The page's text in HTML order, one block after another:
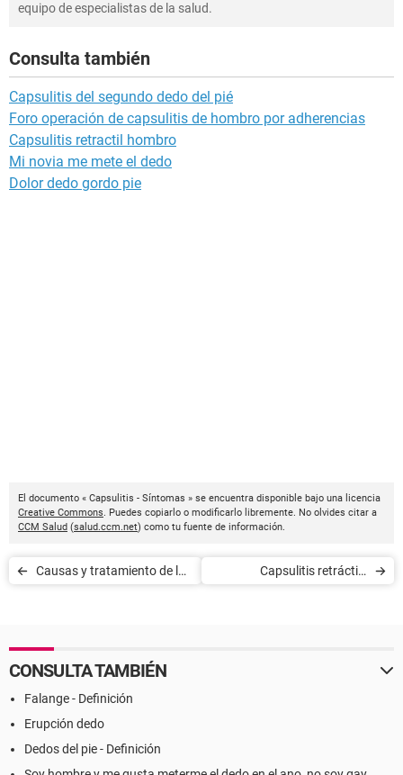
equipo de especialistas de la salud.
Consulta también
Capsulitis del segundo dedo del pié
Foro operación de capsulitis de hombro por adherencias
Capsulitis retractil hombro
Mi novia me mete el dedo
Dolor dedo gordo pie
El documento « Capsulitis - Síntomas » se encuentra disponible bajo una licencia
Creative Commons. Puedes copiarlo o modificarlo libremente. No olvides citar a
CCM Salud (salud.ccm.net) como tu fuente de información.
Causas y tratamiento de la
Capsulitis retráctil -
CONSULTA TAMBIÉN
Falange - Definición
Erupción dedo
Dedos del pie - Definición